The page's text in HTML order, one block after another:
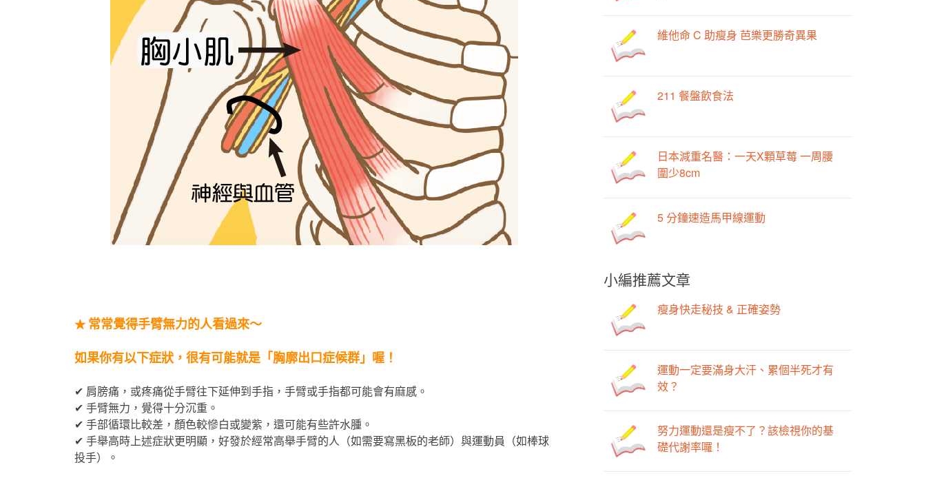
★ 常常覺得手臂無力的人看過來～
如果你有以下症狀，很有可能就是「胸廓出口症候群」喔！
✔ 肩膀痛，或疼痛從手臂往下延伸到手指，手臂或手指都可能會有麻感。
✔ 手臂無力，覺得十分沉重。
✔ 手部循環比較差，顏色較慘白或變紫，還可能有些許水腫。
✔ 手舉高時上述症狀更明顯，好發於經常高舉手臂的人（如需要寫黑板的老師）與運動員（如棒球
投手）。
維他命 C 助瘦身 芭樂更勝奇異果
211 餐盤飲食法
日本減重名醫：一天X顆草莓 一周腰
圍少8cm
5 分鐘速造馬甲線運動
小編推薦文章
瘦身快走秘技 & 正確姿勢
運動一定要滿身大汗、累個半死才有
效？
努力運動還是瘦不了？該檢視你的基
礎代謝率囉！